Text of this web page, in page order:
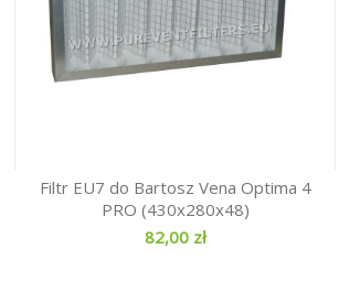
Filtr EU7 do Bartosz Vena Optima 4
PRO (430x280x48)
82,00 zł